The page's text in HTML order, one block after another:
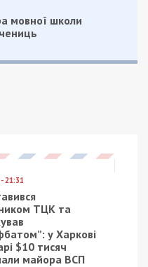
мовної школи
21:31
ТЦК та
у Харкові
$10 тисяч
майора ВСП